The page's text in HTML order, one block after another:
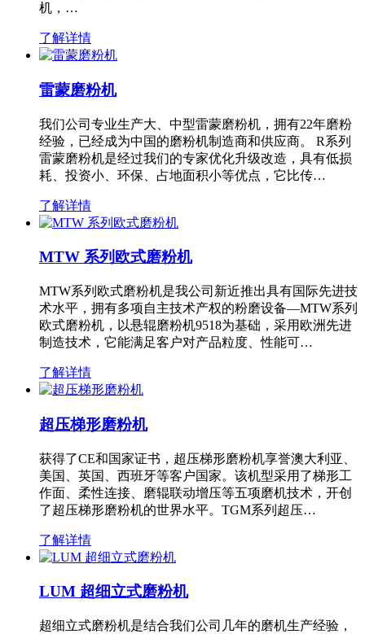
机，…
了解详情
雷蒙磨粉机
我们公司专业生产大、中型雷蒙磨粉机，拥有22年磨粉
经验，已经成为中国的磨粉机制造商和供应商。 R系列
雷蒙磨粉机是经过我们的专家优化升级改造，具有低损
耗、投资小、环保、占地面积小等优点，它比传…
了解详情
MTW 系列欧式磨粉机
MTW系列欧式磨粉机是我公司新近推出具有国际先进技
术水平，拥有多项自主技术产权的粉磨设备—MTW系列
欧式磨粉机，以悬辊磨粉机9518为基础，采用欧洲先进
制造技术，它能满足客户对产品粒度、性能可…
了解详情
超压梯形磨粉机
获得了CE和国家证书，超压梯形磨粉机享誉澳大利亚、
美国、英国、西班牙等客户国家。该机型采用了梯形工
作面、柔性连接、磨辊联动增压等五项磨机技术，开创
了超压梯形磨粉机的世界水平。TGM系列超压…
了解详情
LUM 超细立式磨粉机
超细立式磨粉机是结合我们公司几年的磨机生产经验，